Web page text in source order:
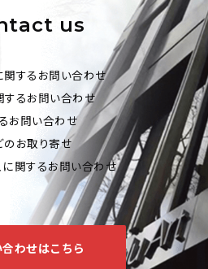
us
関するお問い合わせ
するお問い合わせ
お問い合わせ
のお取り寄せ
に関するお問い合わせ
わせはこちら